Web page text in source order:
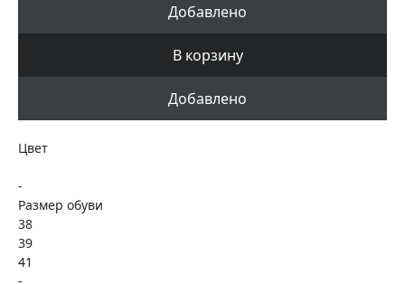
Добавлено
В корзину
Добавлено
Цвет
-
Размер обуви
38
39
41
-